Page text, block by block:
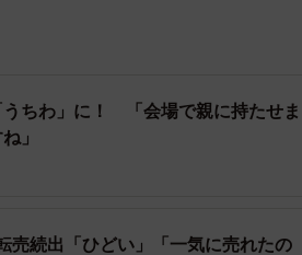
ちわ」に！ 「会場で親に持たせま
」
売続出「ひどい」「一気に売れたの